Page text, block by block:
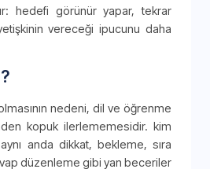
hedefi görünür yapar, tekrar
vereceği ipucunu daha
nedeni, dil ve öğrenme
kopuk ilerlememesidir. kim
anda dikkat, bekleme, sıra
düzenleme gibi yan beceriler